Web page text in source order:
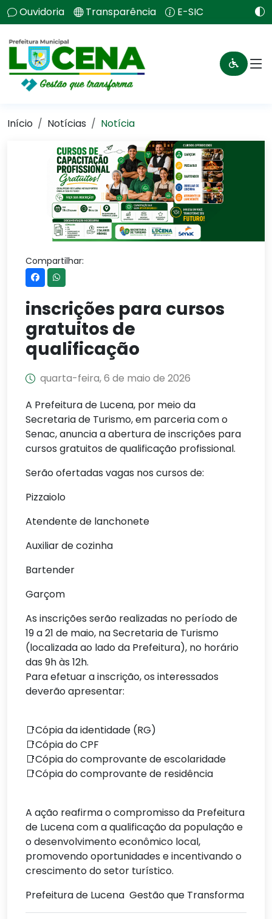
Ouvidoria Transparência E-SIC
Início Notícias Notícia
Compartilhar:
inscrições para cursos
gratuitos de
qualificação
quarta-feira, 6 de maio de 2026
A Prefeitura de Lucena, por meio da
Secretaria de Turismo, em parceria com o
Senac, anuncia a abertura de inscrições para
cursos gratuitos de qualificação profissional.
Serão ofertadas vagas nos cursos de:
Pizzaiolo
Atendente de lanchonete
Auxiliar de cozinha
Bartender
Garçom
As inscrições serão realizadas no período de
19 a 21 de maio, na Secretaria de Turismo
(localizada ao lado da Prefeitura), no horário
das 9h às 12h.
Para efetuar a inscrição, os interessados
deverão apresentar:
📑Cópia da identidade (RG)
📑Cópia do CPF
📑Cópia do comprovante de escolaridade
📑Cópia do comprovante de residência
A ação reafirma o compromisso da Prefeitura
de Lucena com a qualificação da população e
o desenvolvimento econômico local,
promovendo oportunidades e incentivando o
crescimento do setor turístico.
Prefeitura de Lucena Gestão que Transforma